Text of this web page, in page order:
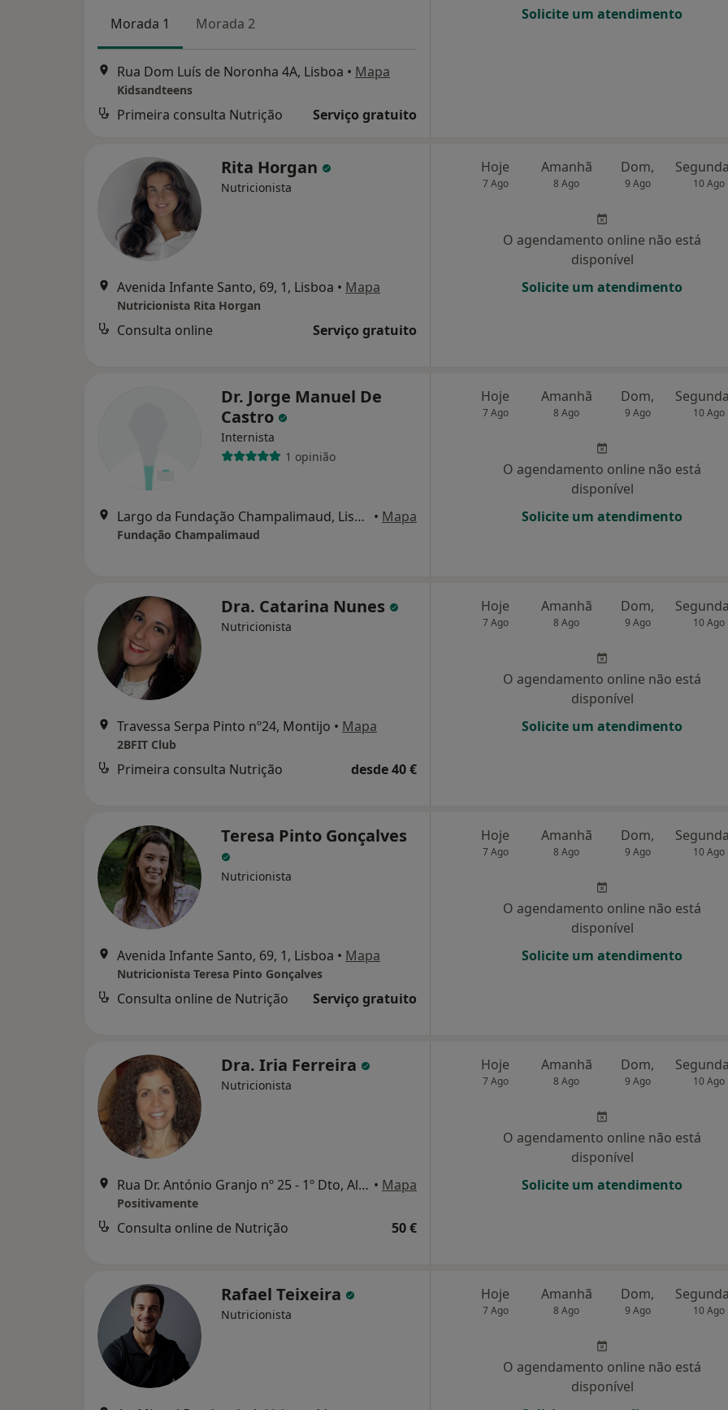
Morada 1 Morada 2
Rua Dom Luís de Noronha 4A, Lisboa • Mapa
Kidsandteens
Primeira consulta Nutrição Serviço gratuito
Solicite um atendimento
Rita Horgan
Nutricionista
Avenida Infante Santo, 69, 1, Lisboa • Mapa
Nutricionista Rita Horgan
Consulta online Serviço gratuito
Hoje
7 Ago
Amanhã
8 Ago
Dom,
9 Ago 10 Ago
O agendamento online não está
disponível
Solicite um atendimento
Dr. Jorge Manuel De
Castro
Internista
1 opinião
Largo da Fundação Champalimaud, Lisboa • Mapa
Fundação Champalimaud
Hoje
7 Ago
Amanhã
8 Ago
Dom,
9 Ago 10 Ago
O agendamento online não está
disponível
Solicite um atendimento
Dra. Catarina Nunes
Nutricionista
Travessa Serpa Pinto nº24, Montijo • Mapa
2BFIT Club
Primeira consulta Nutrição desde 40 €
Hoje
7 Ago
Amanhã
8 Ago
Dom,
9 Ago 10 Ago
O agendamento online não está
disponível
Solicite um atendimento
Teresa Pinto Gonçalves
Nutricionista
Avenida Infante Santo, 69, 1, Lisboa • Mapa
Nutricionista Teresa Pinto Gonçalves
Consulta online de Nutrição Serviço gratuito
Hoje
7 Ago
Amanhã
8 Ago
Dom,
9 Ago 10 Ago
O agendamento online não está
disponível
Solicite um atendimento
Dra. Iria Ferreira
Nutricionista
Rua Dr. António Granjo nº 25 - 1º Dto, Algés • Mapa
Positivamente
Consulta online de Nutrição 50 €
Hoje
7 Ago
Amanhã
8 Ago
Dom,
9 Ago 10 Ago
O agendamento online não está
disponível
Solicite um atendimento
Rafael Teixeira
Nutricionista
Hoje
7 Ago
Amanhã
8 Ago
Dom,
9 Ago 10 Ago
O agendamento online não está
disponível